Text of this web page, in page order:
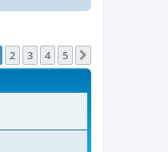
2 3 4 5